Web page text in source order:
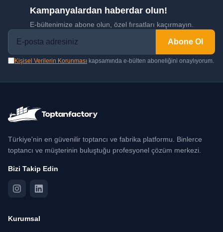
Kampanyalardan haberdar olun!
E-bültenimize abone olun, özel fırsatları kaçırmayın.
Abone Ol
Kişisel Verilerin Korunması kapsamında e-bülten aboneliğini onaylıyorum.
Türkiye'nin en güvenilir toptancı ve fabrika platformu. Binlerce
toptancı ve müşterinin buluştuğu profesyonel çözüm merkezi.
Bizi Takip Edin
Kurumsal